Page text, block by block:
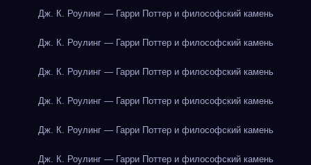
Дж. К. Роулинг — Гарри Поттер и философский камень
Дж. К. Роулинг — Гарри Поттер и философский камень
Дж. К. Роулинг — Гарри Поттер и философский камень
Дж. К. Роулинг — Гарри Поттер и философский камень
Дж. К. Роулинг — Гарри Поттер и философский камень
Дж. К. Роулинг — Гарри Поттер и философский камень